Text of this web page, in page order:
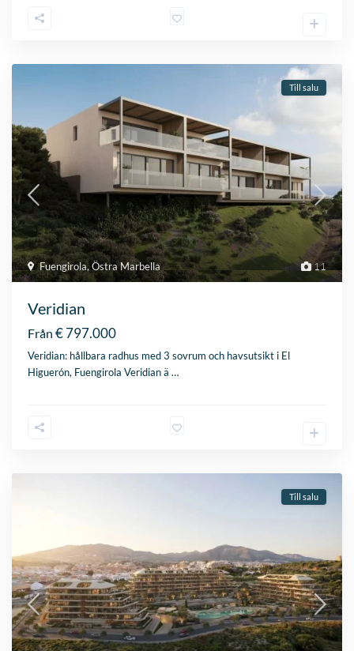
11
Fuengirola,Östra Marbella
Till salu
Veridian
Från € 797.000
Veridian: hållbara radhus med 3 sovrum och havsutsikt i El
Higuerón, Fuengirola Veridian ä…
Till salu